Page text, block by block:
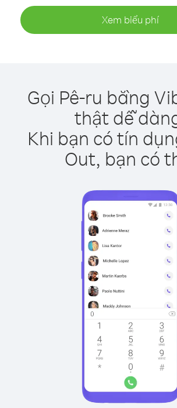
Xem biểu phí
Gọi Pê-ru bằng
thật dễ
Khi bạn có tín
Out, bạn có